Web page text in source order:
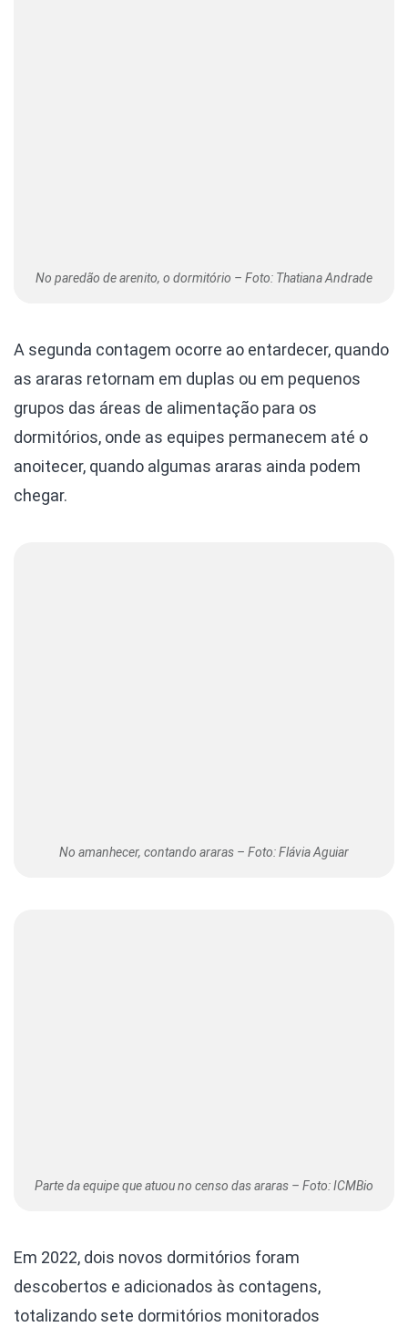
No paredão de arenito, o dormitório – Foto: Thatiana Andrade
A segunda contagem ocorre ao entardecer, quando
as araras retornam em duplas ou em pequenos
grupos das áreas de alimentação para os
dormitórios, onde as equipes permanecem até o
anoitecer, quando algumas araras ainda podem
chegar.
No amanhecer, contando araras – Foto: Flávia Aguiar
Parte da equipe que atuou no censo das araras – Foto: ICMBio
Em 2022, dois novos dormitórios foram
descobertos e adicionados às contagens,
totalizando sete dormitórios monitorados